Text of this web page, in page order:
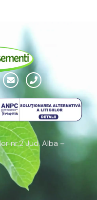
nr.2 Jud. Alba –